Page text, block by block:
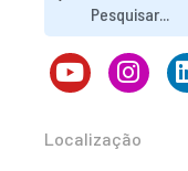
Localização